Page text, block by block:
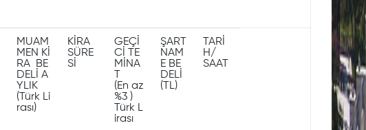
MUAM
MEN Kİ
RA BE
DELİ A
YLIK
(Türk Li
rası)
KİRA
SÜRE
Sİ
GEÇİ
Cİ TE
MİNA
(En az
%3 )
Türk L
irası
ŞART
NAM
E BE
DELİ
(TL)
TARİ
H/
SAAT